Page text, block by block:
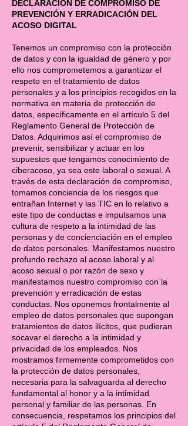
DECLARACIÓN DE COMPROMISO DE
PREVENCIÓN Y ERRADICACIÓN DEL
ACOSO DIGITAL
Tenemos un compromiso con la protección
de datos y con la igualdad de género y por
ello nos comprometemos a garantizar el
respeto en el tratamiento de datos
personales y a los principios recogidos en la
normativa en materia de protección de
datos, específicamente en el artículo 5 del
Reglamento General de Protección de
Datos. Adquirimos así el compromiso de
prevenir, sensibilizar y actuar en los
supuestos que tengamos conocimiento de
ciberacoso, ya sea este laboral o sexual. A
través de esta declaración de compromiso,
tomamos conciencia de los riesgos que
entrañan Internet y las TIC en lo relativo a
este tipo de conductas e impulsamos una
cultura de respeto a la intimidad de las
personas y de concienciación en el empleo
de datos personales. Manifestamos nuestro
profundo rechazo al acoso laboral y al
acoso sexual o por razón de sexo y
manifestamos nuestro compromiso con la
prevención y erradicación de estas
conductas. Nos oponemos frontalmente al
empleo de datos personales que supongan
tratamientos de datos ilícitos, que pudieran
socavar el derecho a la intimidad y
privacidad de los empleados. Nos
mostramos firmemente comprometidos con
la protección de datos personales,
necesaria para la salvaguarda al derecho
fundamental al honor y a la intimidad
personal y familiar de las personas. En
consecuencia, respetamos los principios del